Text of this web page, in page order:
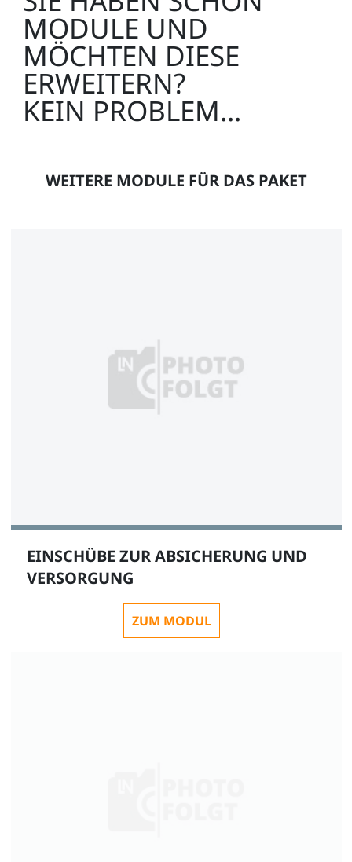
MODULE UND
MÖCHTEN DIESE
ERWEITERN?
KEIN PROBLEM...
WEITERE MODULE FÜR DAS PAKET
EINSCHÜBE ZUR ABSICHERUNG UND
VERSORGUNG
ZUM MODUL